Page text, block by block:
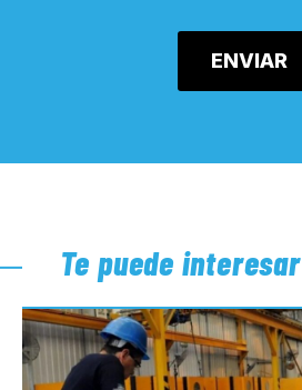
Te puede interesar